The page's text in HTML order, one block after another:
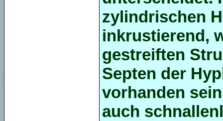
zylindrischen
inkrustierend,
gestreiften
Septen der
vorhanden
auch